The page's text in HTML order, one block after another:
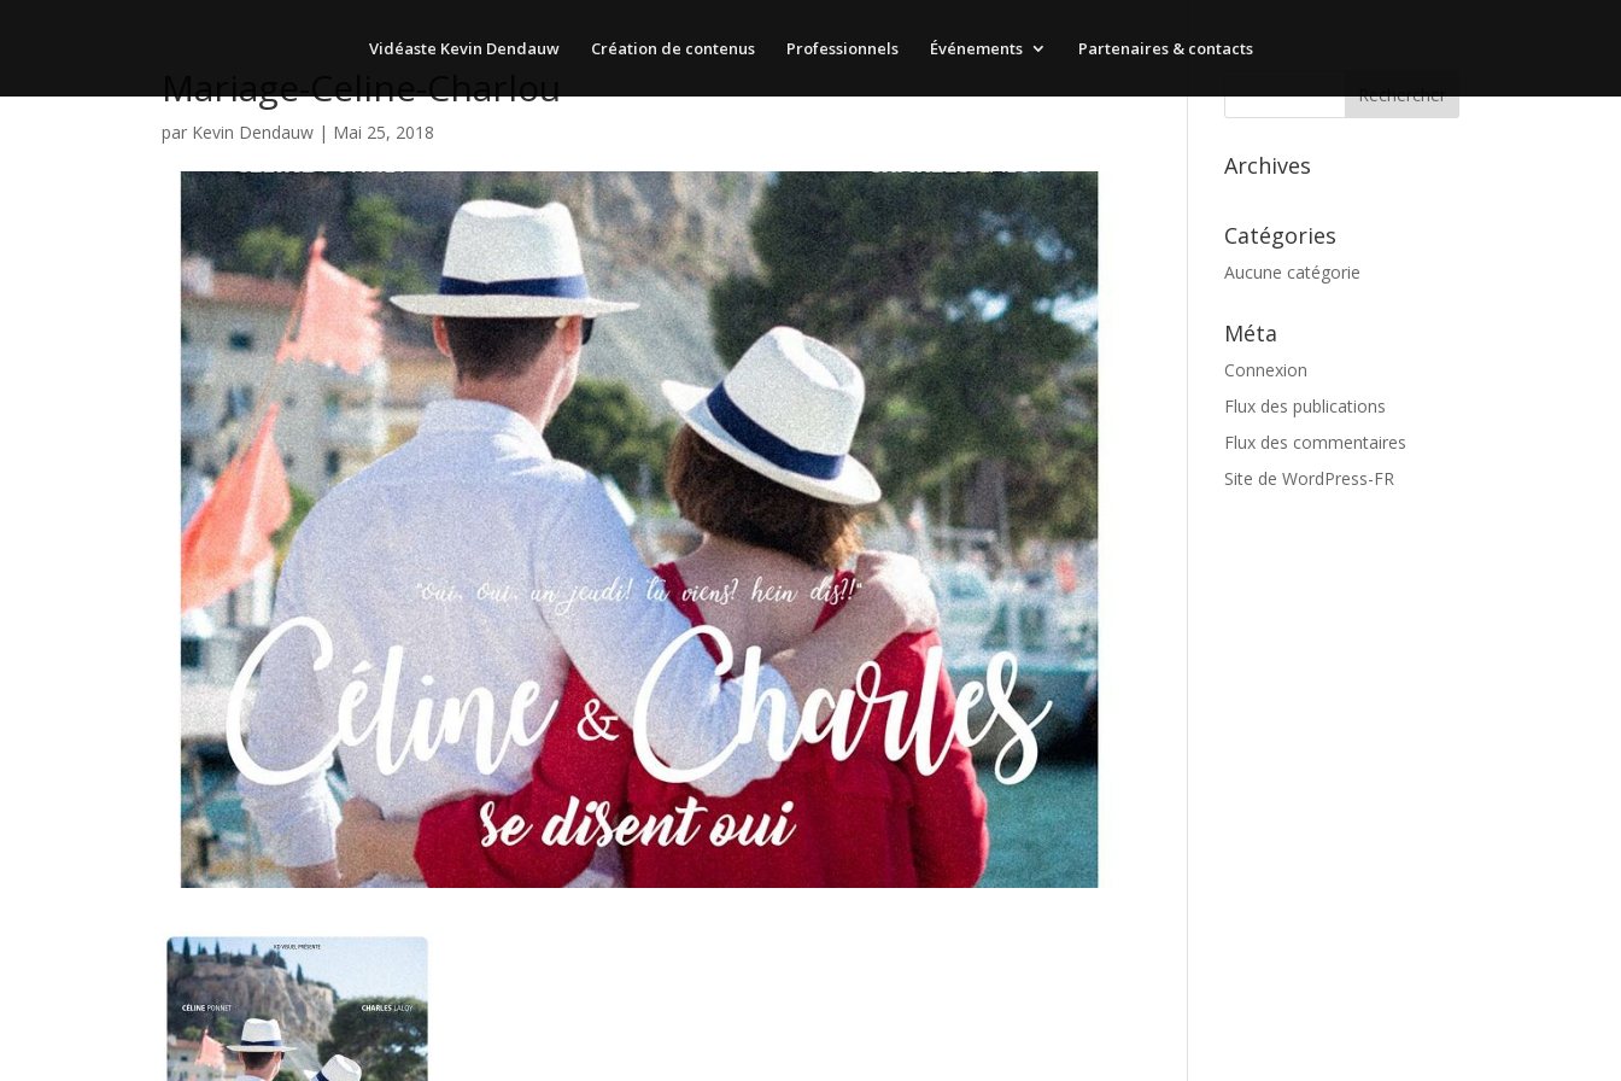
Vidéaste Kevin Dendauw Création de contenus Professionnels Événements Partenaires & contacts
Mariage-Celine-Charlou
par Kevin Dendauw | Mai 25, 2018
Archives
Catégories
Aucune catégorie
Méta
Connexion
Flux des publications
Flux des commentaires
Site de WordPress-FR